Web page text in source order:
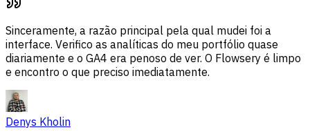
Sinceramente, a razão principal pela qual mudei foi a
interface. Verifico as analíticas do meu portfólio quase
diariamente e o GA4 era penoso de ver. O Flowsery é limpo
e encontro o que preciso imediatamente.
Denys Kholin